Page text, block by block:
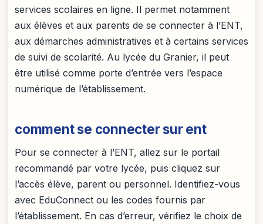
services scolaires en ligne. Il permet notamment
aux élèves et aux parents de se connecter à l’ENT,
aux démarches administratives et à certains services
de suivi de scolarité. Au lycée du Granier, il peut
être utilisé comme porte d’entrée vers l’espace
numérique de l’établissement.
comment se connecter sur ent
Pour se connecter à l’ENT, allez sur le portail
recommandé par votre lycée, puis cliquez sur
l’accès élève, parent ou personnel. Identifiez-vous
avec EduConnect ou les codes fournis par
l’établissement. En cas d’erreur, vérifiez le choix de